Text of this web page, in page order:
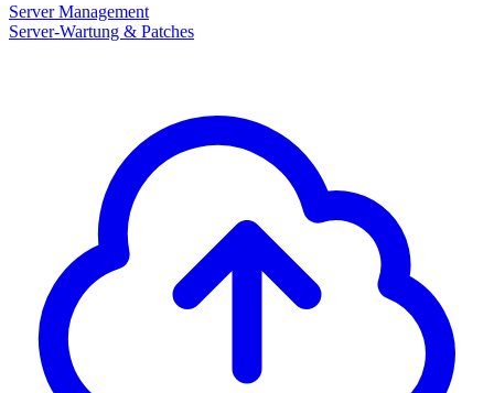
Server Management
Server-Wartung & Patches